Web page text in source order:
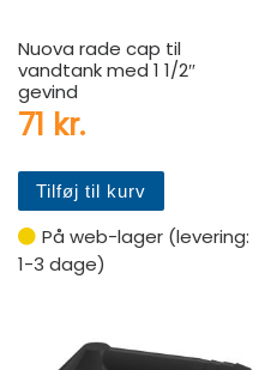
Nuova rade cap til
vandtank med 1 1/2″
gevind
71 kr.
Tilføj til kurv
På web-lager (levering:
1-3 dage)